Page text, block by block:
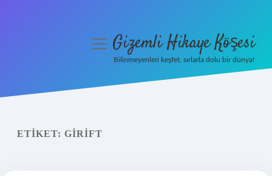
Yasal Uyarı
menüyüGizemli Hikaye Köşesi
Bilinmeyenleri keşfet, sırlarla dolu bir dünya!
ETIKET: GIRIFT